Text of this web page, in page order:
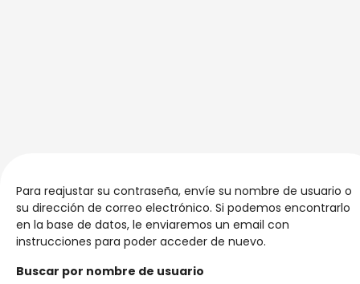
Para reajustar su contraseña, envíe su nombre de usuario o
su dirección de correo electrónico. Si podemos encontrarlo
en la base de datos, le enviaremos un email con
instrucciones para poder acceder de nuevo.
Buscar por nombre de usuario